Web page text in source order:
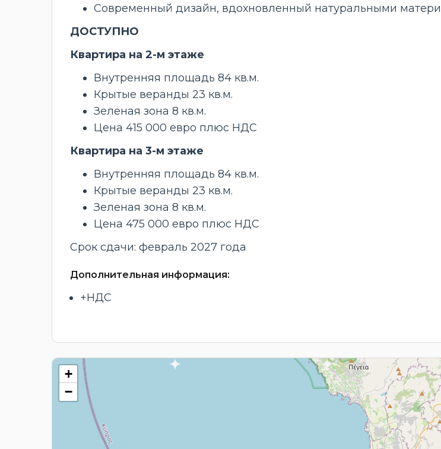
Современный дизайн, вдохновленный натуральными
ДОСТУПНО
Квартира на 2-м этаже
Внутренняя площадь 84 кв.м.
Крытые веранды 23 кв.м.
Зеленая зона 8 кв.м.
Цена 415 000 евро плюс НДС
Квартира на 3-м этаже
Внутренняя площадь 84 кв.м.
Крытые веранды 23 кв.м.
Зеленая зона 8 кв.м.
Цена 475 000 евро плюс НДС
Срок сдачи: февраль 2027 года
Дополнительная информация:
+НДС
+
−